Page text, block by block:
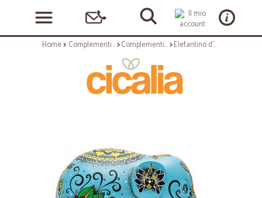
Home Complementi arredo Complementi ad appoggio Elefantino d'autore - arte gardnerfante - h cm 15 - statuetta solidale